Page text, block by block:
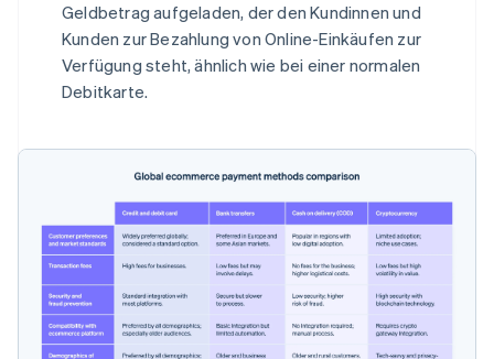
Geldbetrag aufgeladen, der den Kundinnen und
Kunden zur Bezahlung von Online-Einkäufen zur
Verfügung steht, ähnlich wie bei einer normalen
Debitkarte.